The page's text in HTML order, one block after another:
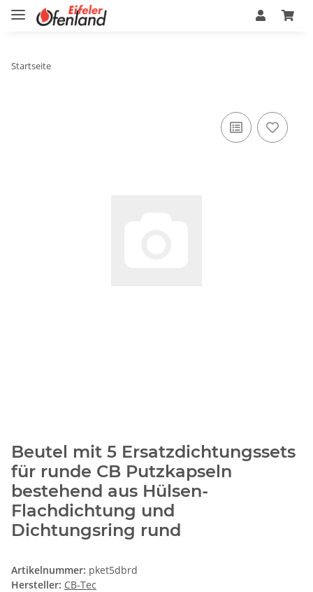
Startseite
Beutel mit 5 Ersatzdichtungssets
für runde CB Putzkapseln
bestehend aus Hülsen-
Flachdichtung und
Dichtungsring rund
Artikelnummer: pket5dbrd
Hersteller: CB-Tec